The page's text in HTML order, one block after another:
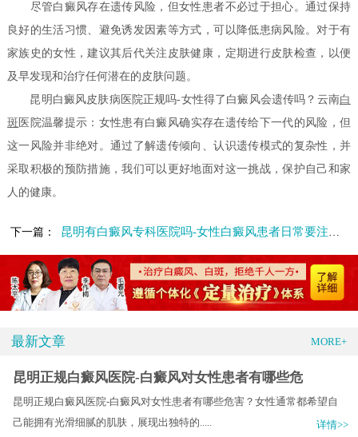
尽管白癜风存在遗传风险，但女性患者不必过于担心。通过保持
良好的生活习惯、避免诱发因素等方式，可以降低患病风险。对于有
家族史的女性，建议其后代关注皮肤健康，定期进行皮肤检查，以便
及早发现和治疗任何潜在的皮肤问题。
昆明白癜风皮肤病医院正规吗-女性得了白癜风会遗传吗？云南白
斑 医院温馨提示：女性患有白癜风确实存在遗传给下一代的风险，但
这一风险并非绝对。通过了解遗传倾向、认识遗传模式的复杂性，并
采取积极的预防措施，我们可以更好地面对这一挑战，保护自己和家
人的健康。
下一篇： 昆明有白癜风专科医院吗-女性白癜风患者日常要注意什么
最新文章 MORE+
昆明正规白癜风医院-白癜风对女性患者有哪些危
昆明正规白癜风医院-白癜风对女性患者有哪些危害？女性通常都希望自
己能拥有光滑细腻的肌肤，展现出独特的.....
详情>>